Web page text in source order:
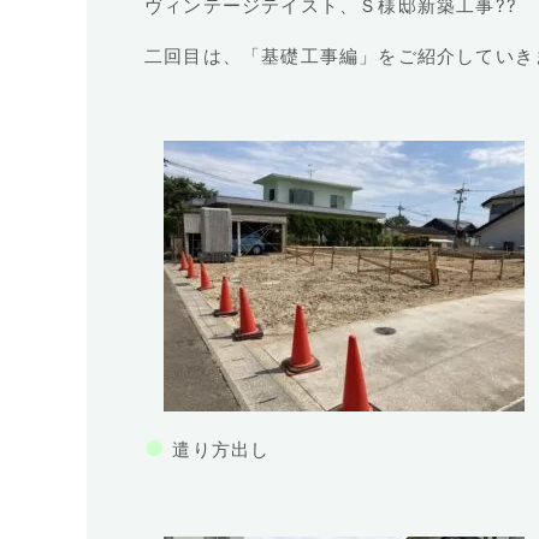
ヴィンテージテイスト、Ｓ様邸新築工事??
二回目は、「基礎工事編」をご紹介してい
●遣り方出し